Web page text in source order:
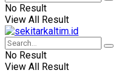
No Result
View All Result
No Result
View All Result